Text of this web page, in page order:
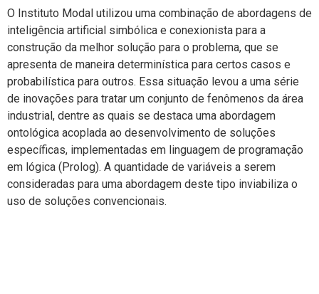
O Instituto Modal utilizou uma combinação de abordagens de
inteligência artificial simbólica e conexionista para a
construção da melhor solução para o problema, que se
apresenta de maneira determinística para certos casos e
probabilística para outros. Essa situação levou a uma série
de inovações para tratar um conjunto de fenômenos da área
industrial, dentre as quais se destaca uma abordagem
ontológica acoplada ao desenvolvimento de soluções
específicas, implementadas em linguagem de programação
em lógica (Prolog). A quantidade de variáveis a serem
consideradas para uma abordagem deste tipo inviabiliza o
uso de soluções convencionais.